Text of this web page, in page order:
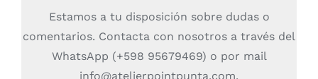
Estamos a tu disposición sobre dudas o
comentarios. Contacta con nosotros a través del
WhatsApp (+598 95679469) o por mail
info@atelierpointpunta.com.